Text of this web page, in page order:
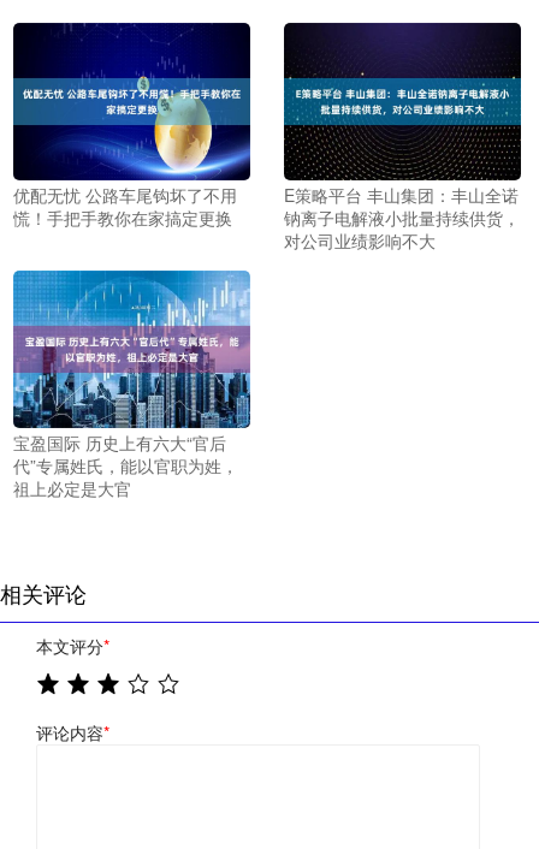
优配无忧 公路车尾钩坏了不用
慌！手把手教你在家搞定更换
E策略平台 丰山集团：丰山全诺
钠离子电解液小批量持续供货，
对公司业绩影响不大
宝盈国际 历史上有六大“官后
代”专属姓氏，能以官职为姓，
祖上必定是大官
相关评论
本文评分*
评论内容*